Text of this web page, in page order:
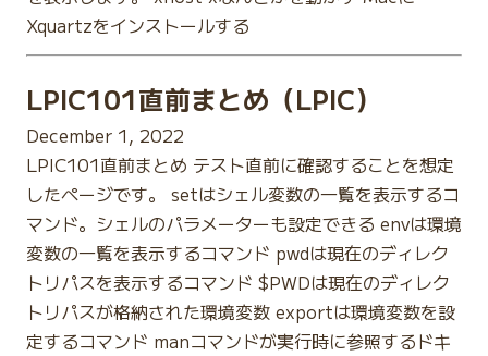
Xquartzをインストールする
LPIC101直前まとめ（LPIC）
December 1, 2022
LPIC101直前まとめ テスト直前に確認することを想定
したページです。 setはシェル変数の一覧を表示するコ
マンド。シェルのパラメーターも設定できる envは環境
変数の一覧を表示するコマンド pwdは現在のディレク
トリパスを表示するコマンド $PWDは現在のディレク
トリパスが格納された環境変数 exportは環境変数を設
定するコマンド manコマンドが実行時に参照するドキ